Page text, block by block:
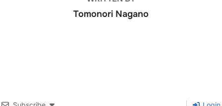
Tomonori Nagano